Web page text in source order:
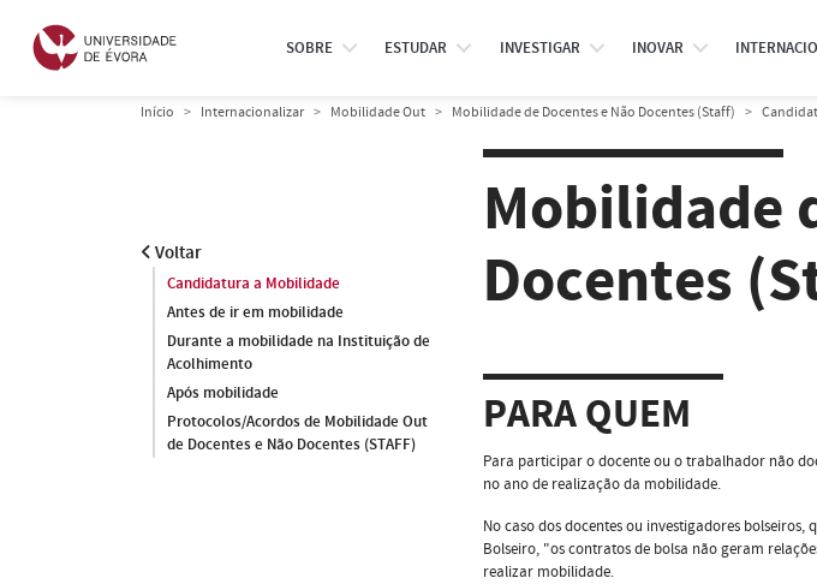
SOBRE ESTUDAR INVESTIGAR INOVAR
Início Internacionalizar Mobilidade Out Mobilidade de Docentes e Não Docentes (Staff)
Voltar
Candidatura a Mobilidade
Antes de ir em mobilidade
Durante a mobilidade na Instituição de
Acolhimento
Após mobilidade
Protocolos/Acordos de Mobilidade Out
de Docentes e Não Docentes (STAFF)
Mobilidade
Docentes
PARA QUEM
Para participar o docente ou o trabalhador não
no ano de realização da mobilidade.
No caso dos docentes ou investigadores
Bolseiro, "os contratos de bolsa não geram
realizar mobilidade.